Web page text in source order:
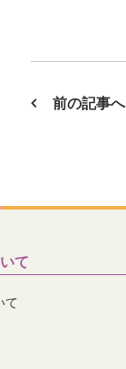
前の記事へ
て
て